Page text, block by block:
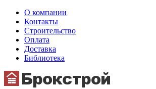
О компании
Контакты
Строительство
Оплата
Доставка
Библиотека